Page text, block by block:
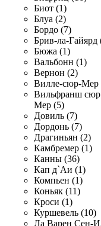
Биот (1)
Блуа (2)
Бордо (7)
Брив-ла-Гайярд
Бюжа (1)
Вальбонн (1)
Вернон (2)
Вилле-сюр-Мер
Вильфранш сюр
Мер (5)
Довиль (7)
Дордонь (7)
Драгиньян (2)
Камбремер (1)
Канны (36)
Кап д`Аи (1)
Компьен (1)
Коньяк (11)
Кроси (1)
Куршевель (10)
Ла Варен Сен-